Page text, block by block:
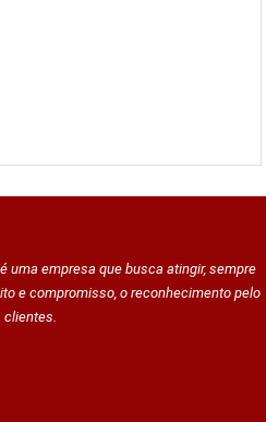
é uma empresa que busca atingir, sempre
e compromisso, o reconhecimento pelo